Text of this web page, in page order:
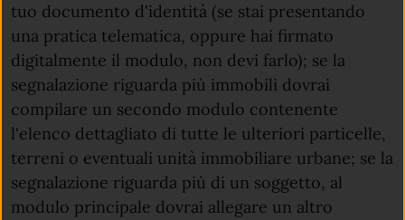
tuo documento d'identità (se stai presentando
una pratica telematica, oppure hai firmato
digitalmente il modulo, non devi farlo); se la
segnalazione riguarda più immobili dovrai
compilare un secondo modulo contenente
l'elenco dettagliato di tutte le ulteriori particelle,
terreni o eventuali unità immobiliare urbane; se la
segnalazione riguarda più di un soggetto, al
modulo principale dovrai allegare un altro